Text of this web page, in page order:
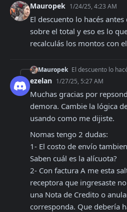
Mauropek 1/24/25, 4:23 AM
El descuento lo hacés
sobre el total y eso es lo
recalculás los montos con
Mauropek El descuento lo hacés antes de facturar. Lo hacés sobre
ezelan 1/27/25, 5:27 AM
Muchas gracias por
demora. Cambie la lógica
usando como me dijiste.
Nomas tengo 2 dudas:
1- El costo de envío
Saben cuál es la alícuota?
2- Con factura A me esta
receptora que ingresaste
una Nota de Credito o
corresponda. Que debería